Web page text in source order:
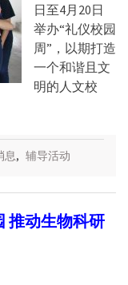
日至4月20日
举办“礼仪校园
周”，以期打造
一个和谐且文
明的人文校
息, 辅导活动
推动生物科研